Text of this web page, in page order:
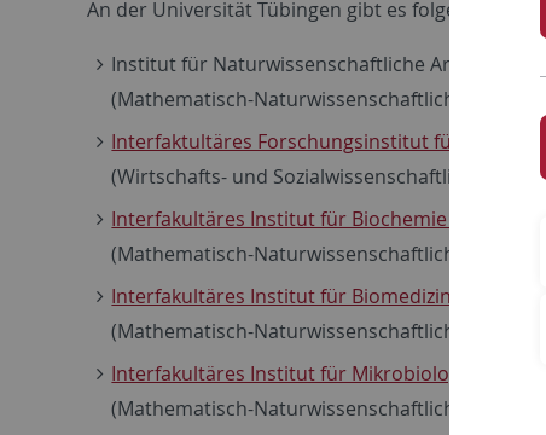
An der Universität Tübingen gibt es folgende
Institut für Naturwissenschaftliche Archäologie
(Mathematisch-Naturwissenschaftliche Fakultät
Interfaktultäres Forschungsinstitut für Sport
(Wirtschafts- und Sozialwissenschaftliche
Interfakultäres Institut für Biochemie (IFIB)
(Mathematisch-Naturwissenschaftliche Fakultät
Interfakultäres Institut für Biomedizinische
(Mathematisch-Naturwissenschaftliche Fakultät
Interfakultäres Institut für Mikrobiologie und
(Mathematisch-Naturwissenschaftliche